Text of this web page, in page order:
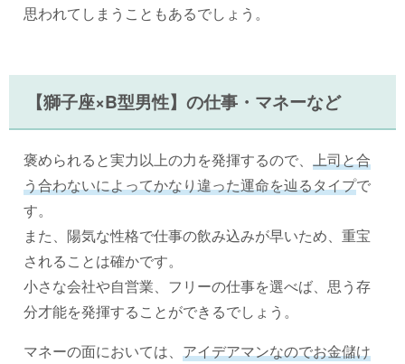
思われてしまうこともあるでしょう。
【獅子座×B型男性】の仕事・マネーなど
褒められると実力以上の力を発揮するので、 上司と合
う合わないによってかなり違った運命を辿るタイプで
す。
また、陽気な性格で仕事の飲み込みが早いため、重宝
されることは確かです。
小さな会社や自営業、フリーの仕事を選べば、思う存
分才能を発揮することができるでしょう。
マネーの面においては、 アイデアマンなのでお金儲け